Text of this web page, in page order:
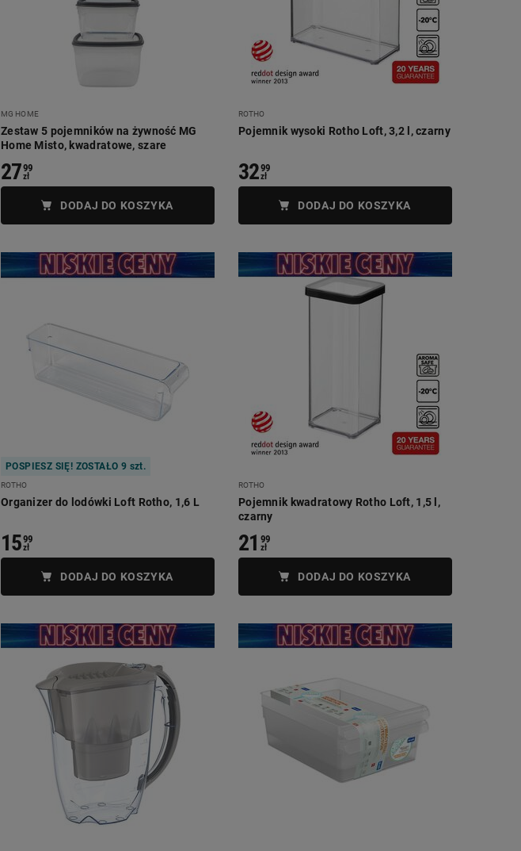
MG HOME
Zestaw 5 pojemników na żywność MG
Home Misto, kwadratowe, szare
2799
zł
DODAJ DO KOSZYKA
ROTHO
Pojemnik wysoki Rotho Loft, 3,2 l, czarny
3299
zł
DODAJ DO KOSZYKA
POSPIESZ SIĘ! ZOSTAŁO 9 szt.
ROTHO
Organizer do lodówki Loft Rotho, 1,6 L
1599
zł
DODAJ DO KOSZYKA
ROTHO
Pojemnik kwadratowy Rotho Loft, 1,5 l,
czarny
21 99
zł
DODAJ DO KOSZYKA